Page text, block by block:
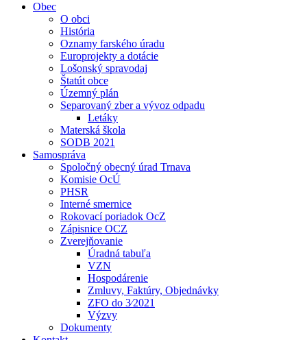
Obec
O obci
História
Oznamy farského úradu
Europrojekty a dotácie
Lošonský spravodaj
Štatút obce
Územný plán
Separovaný zber a vývoz odpadu
Letáky
Materská škola
SODB 2021
Samospráva
Spoločný obecný úrad Trnava
Komisie OcÚ
PHSR
Interné smernice
Rokovací poriadok OcZ
Zápisnice OCZ
Zverejňovanie
Úradná tabuľa
VZN
Hospodárenie
Zmluvy, Faktúry, Objednávky
ZFO do 3⁄2021
Výzvy
Dokumenty